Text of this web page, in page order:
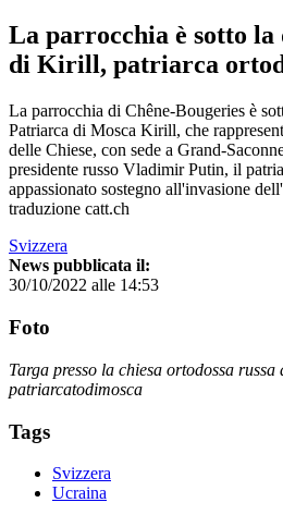
La parrocchia è sotto
di Kirill, patriarca
La parrocchia di Chêne-Bougeries è
Patriarca di Mosca Kirill, che
delle Chiese, con sede a Grand-
presidente russo Vladimir Putin, il
appassionato sostegno all'invasione
traduzione catt.ch
Svizzera
News pubblicata il:
30/10/2022 alle 14:53
Foto
Targa presso la chiesa ortodossa
patriarcatodimosca
Tags
Svizzera
Ucraina